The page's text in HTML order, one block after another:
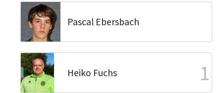
Pascal Ebersbach
Heiko Fuchs 1